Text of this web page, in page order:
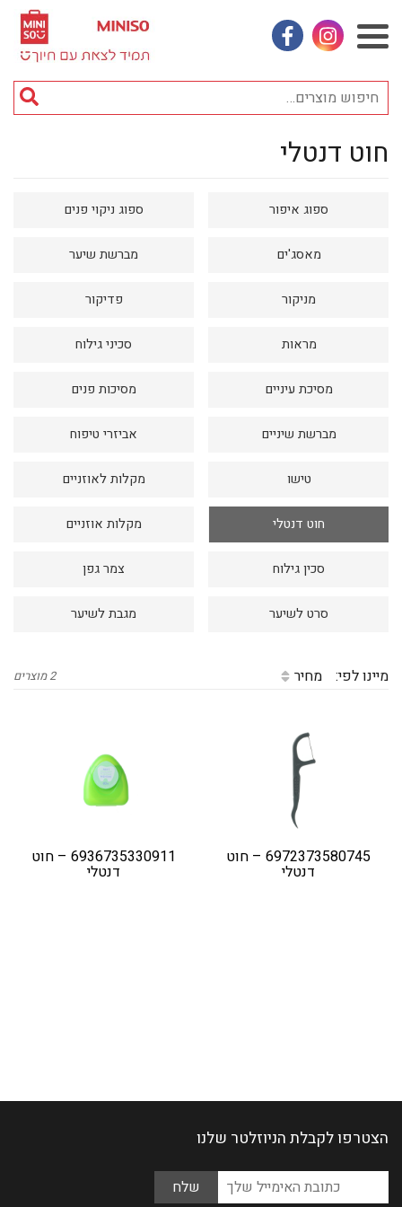
אינסטגראם
פייסבוק
אביזרי אופנה
אמבטיה
באק טו סקול
בעלי חיים
בקבוקים
הלבשה תחתונה
טיפוח
מסיבות וימי הולדת
קוסמטיקה
תיקים ואביזרים
תוכן
מרכזיחוט דנטלי
ספוג איפור ספוג ניקוי פנים
מאסג'ים מברשת שיער
מניקור פדיקור
מראות סכיני גילוח
מסיכת עיניים מסיכות פנים
מברשת שיניים אביזרי טיפוח
טישו מקלות לאוזניים
חוט דנטלי מקלות אוזניים
סכין גילוח צמר גפן
סרט לשיער מגבת לשיער
מיינו לפי: מחיר 2 מוצרים
6972373580745 – חוט
דנטלי
6936735330911 – חוט
דנטלי
הצטרפו לקבלת הניוזלטר שלנו
Please
האימייל